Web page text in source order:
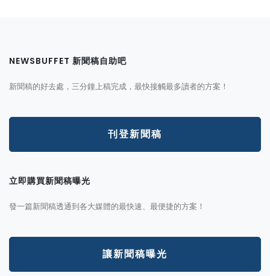
NEWSBUFFET 新聞稿自助吧
新聞稿的好去處，三分鐘上稿完成，最快接觸最多讀者的方案！
刊登新聞稿
立即購買新聞稿曝光
發一篇新聞稿透通到各大媒體的最快速、最便捷的方案！
讓新聞稿曝光